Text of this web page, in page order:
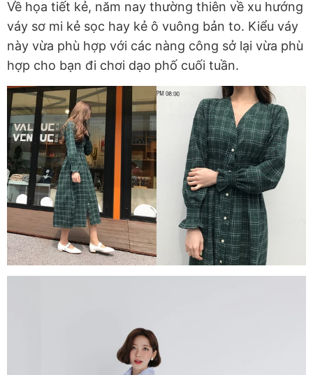
Về họa tiết kẻ, năm nay thường thiên về xu hướng
váy sơ mi kẻ sọc hay kẻ ô vuông bản to. Kiểu váy
này vừa phù hợp với các nàng công sở lại vừa phù
hợp cho bạn đi chơi dạo phố cuối tuần.